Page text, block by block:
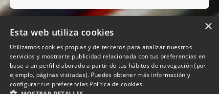
QUIENES SOMOS
×
Esta web utiliza cookies
Utilizamos cookies propias y de terceros para analizar nuestros
servicios y mostrarte publicidad relacionada con tus preferencias en
base a un perfil elaborado a partir de tus hábitos de navegación (por
ejemplo, páginas visitadas). Puedes obtener más información y
configurar tus preferencias Política de cookies.